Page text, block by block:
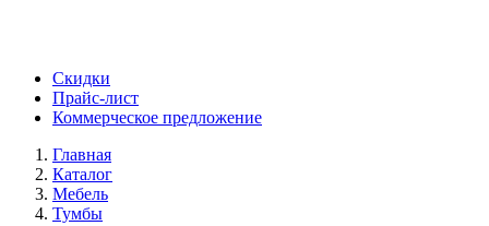
Скидки
Прайс-лист
Коммерческое предложение
Главная
Каталог
Мебель
Тумбы